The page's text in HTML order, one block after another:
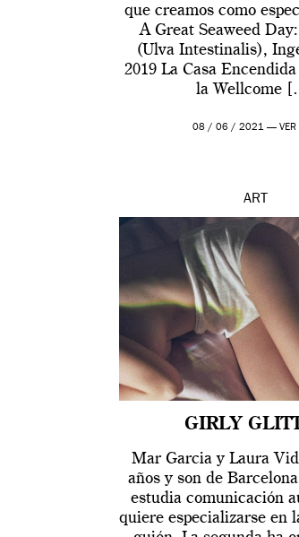
que creamos como
A Great Seaweed
(Ulva Intestinalis),
2019 La Casa
la Wellcome
08 / 06 / 2021 —
ART
GIRLY
Mar Garcia y Laura
años y son de
estudia comunicación
quiere especializarse en